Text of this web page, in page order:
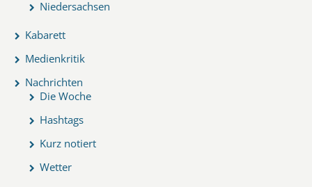
Niedersachsen
Kabarett
Medienkritik
Nachrichten
Die Woche
Hashtags
Kurz notiert
Wetter